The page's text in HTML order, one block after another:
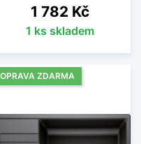
Cena
1 782 Kč
1 ks skladem
ZDARMA